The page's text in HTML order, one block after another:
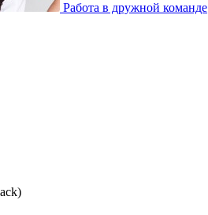
Работа в дружной команде